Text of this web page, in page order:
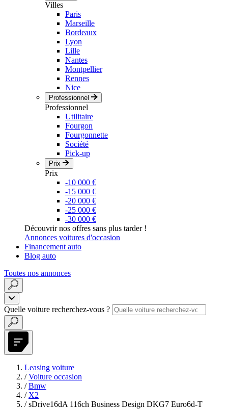
Villes
Paris
Marseille
Bordeaux
Lyon
Lille
Nantes
Montpellier
Rennes
Nice
Professionnel
Professionnel
Utilitaire
Fourgon
Fourgonnette
Société
Pick-up
Prix
Prix
-10 000 €
-15 000 €
-20 000 €
-25 000 €
-30 000 €
Découvrir nos offres sans plus tarder !
Annonces voitures d'occasion
Financement auto
Blog auto
Toutes nos annonces
Quelle voiture recherchez-vous ?
Leasing voiture
/ Voiture occasion
/ Bmw
/ X2
/ sDrive16dA 116ch Business Design DKG7 Euro6d-T